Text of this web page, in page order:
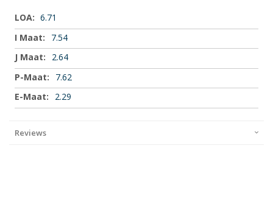
Meer
informatie
6.71
7.54
2.64
7.62
2.29
Reviews